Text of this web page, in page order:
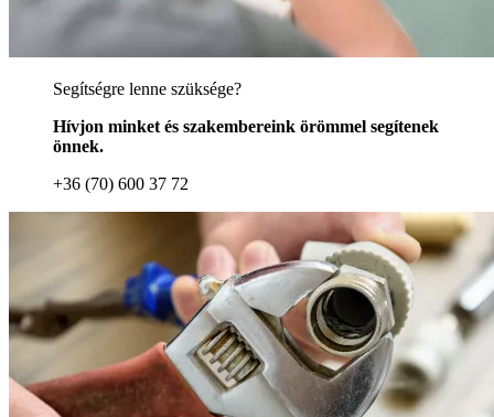
Segítségre lenne szüksége?
Hívjon minket és szakembereink örömmel segítenek
önnek.
+36 (70) 600 37 72